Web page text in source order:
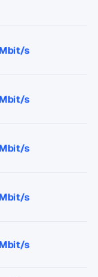
s
s
s
s
s